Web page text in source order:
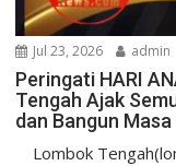
Jul 23, 2026 admin
Peringati HARI
Tengah Ajak
dan Bangun Masa
Lombok